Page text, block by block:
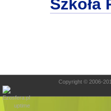
Copyright © 2006-